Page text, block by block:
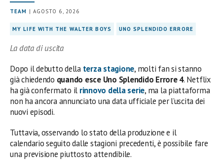
TEAM | AGOSTO 6, 2026
MY LIFE WITH THE WALTER BOYS UNO SPLENDIDO ERRORE
La data di uscita
Dopo il debutto della terza stagione, molti fan si stanno
già chiedendo quando esce Uno Splendido Errore 4. Netflix
ha già confermato il rinnovo della serie, ma la piattaforma
non ha ancora annunciato una data ufficiale per l’uscita dei
nuovi episodi.
Tuttavia, osservando lo stato della produzione e il
calendario seguito dalle stagioni precedenti, è possibile fare
una previsione piuttosto attendibile.